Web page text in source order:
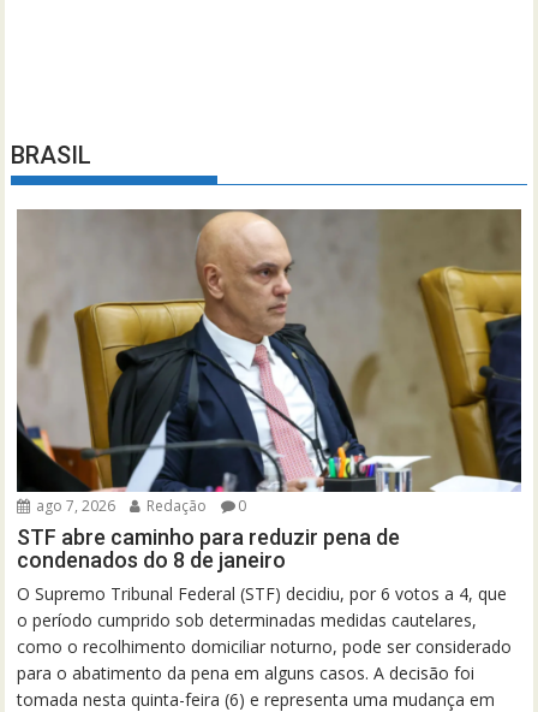
BRASIL
ago 7, 2026 Redação 0
STF abre caminho para reduzir pena de
condenados do 8 de janeiro
O Supremo Tribunal Federal (STF) decidiu, por 6 votos a 4, que
o período cumprido sob determinadas medidas cautelares,
como o recolhimento domiciliar noturno, pode ser considerado
para o abatimento da pena em alguns casos. A decisão foi
tomada nesta quinta-feira (6) e representa uma mudança em